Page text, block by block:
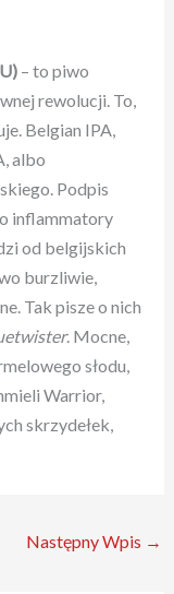
– to piwo
rewolucji. To,
Belgian IPA,
albo
Podpis
inflammatory
od belgijskich
burzliwie,
Tak pisze o nich
. Mocne,
słodu,
Warrior,
skrzydełek,
Następny Wpis →